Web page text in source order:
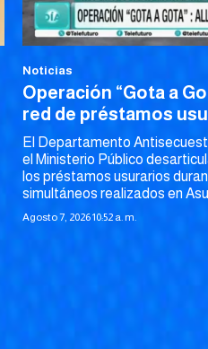
Noticias
Operación “Gota a
red de préstamos
El Departamento
el Ministerio Público
los préstamos usurarios
simultáneos realizados en
Agosto 7, 2026 10:52 a. m.